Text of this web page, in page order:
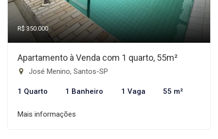
R$ 350.000
Apartamento à Venda com 1 quarto, 55m²
José Menino, Santos-SP
1 Quarto 1 Banheiro 1 Vaga 55 m²
Mais informações